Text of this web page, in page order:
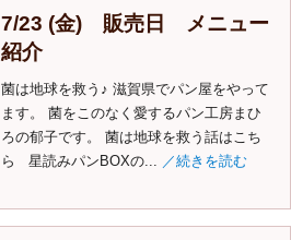
7/23 (金) 販売日 メニュー
紹介
菌は地球を救う♪ 滋賀県でパン屋をやって
ます。 菌をこのなく愛するパン工房まひ
ろの郁子です。 菌は地球を救う話はこち
ら 星読みパンBOXの...
／続きを読む